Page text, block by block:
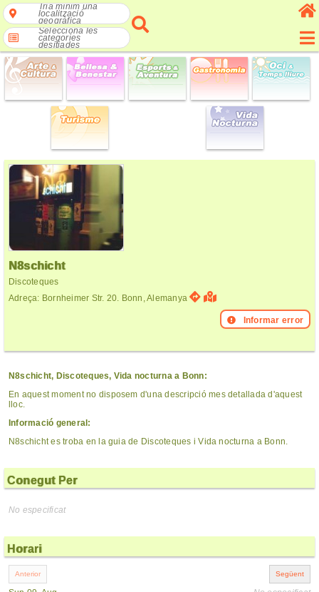
Tria mínim una
localització
geogràfica
Selecciona les
categories
desitjades
N8schicht
Discoteques
Adreça: Bornheimer Str. 20. Bonn, Alemanya
Informar error
N8schicht, Discoteques, Vida nocturna a Bonn:
En aquest moment no disposem d'una descripció mes detallada d'aquest
lloc.
Informació general:
N8schicht es troba en la guia de Discoteques i Vida nocturna a Bonn.
Conegut Per
No especificat
Horari